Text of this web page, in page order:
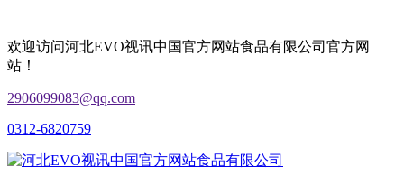
欢迎访问河北EVO视讯中国官方网站食品有限公司官方网
站！
2906099083@qq.com
0312-6820759